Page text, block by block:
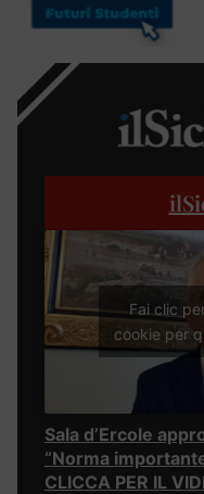
Fai clic
cookie per
Sala d’Ercole
“Norma
CLICCA PER IL